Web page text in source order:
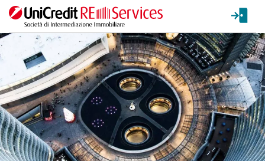
La ricerca verrà inviata automaticamente alla selezione delle